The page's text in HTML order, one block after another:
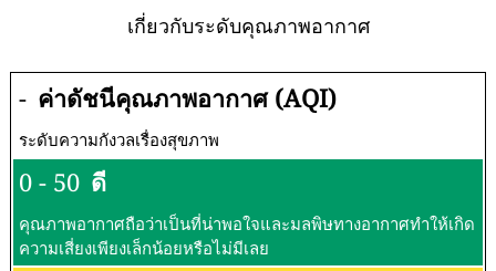
เกี่ยวกับระดับคุณภาพอากาศ
- ค่าดัชนีคุณภาพอากาศ (AQI)
ระดับความกังวลเรื่องสุขภาพ
0 - 50 ดี
คุณภาพอากาศถือว่าเป็นที่น่าพอใจและมลพิษทางอากาศทำให้เกิด
ความเสี่ยงเพียงเล็กน้อยหรือไม่มีเลย